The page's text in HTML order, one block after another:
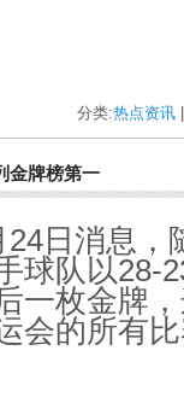
分类:热点资讯
金牌榜第一
日消息，
球队以28-
一枚金牌
会的所有